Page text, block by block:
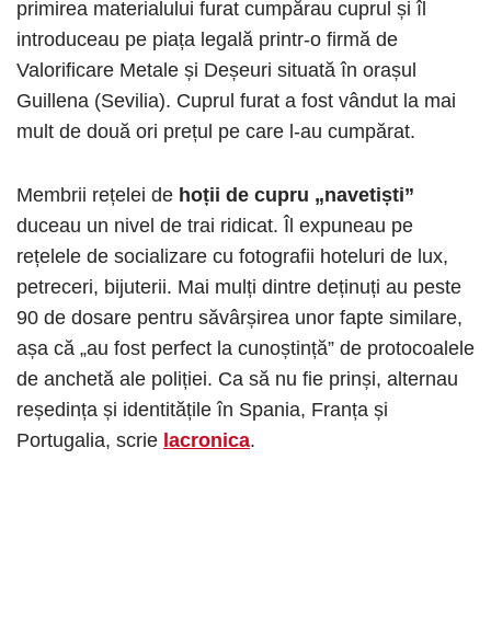
primirea materialului furat cumpărau cuprul și îl
introduceau pe piața legală printr-o firmă de
Valorificare Metale și Deșeuri situată în orașul
Guillena (Sevilia). Cuprul furat a fost vândut la mai
mult de două ori prețul pe care l-au cumpărat.
Membrii rețelei de hoții de cupru „navetiști”
duceau un nivel de trai ridicat. Îl expuneau pe
rețelele de socializare cu fotografii hoteluri de lux,
petreceri, bijuterii. Mai mulți dintre deținuți au peste
90 de dosare pentru săvârșirea unor fapte similare,
așa că „au fost perfect la cunoștință” de protocoalele
de anchetă ale poliției. Ca să nu fie prinși, alternau
reședința și identitățile în ​​Spania, Franța și
Portugalia, scrie lacronica.